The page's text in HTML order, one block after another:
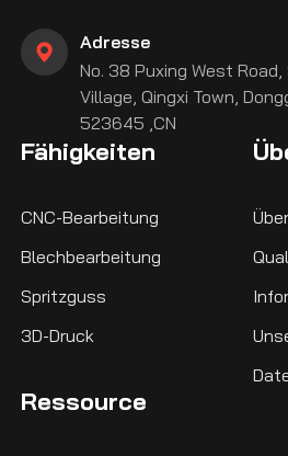
Adresse
No. 38 Puxing West Road,
Village, Qingxi Town,
523645 ,CN
Fähigkeiten
CNC-Bearbeitung
Blechbearbeitung
Spritzguss
3D-Druck
Ressource